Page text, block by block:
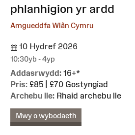
phlanhigion yr ardd
Amgueddfa Wlân Cymru
10 Hydref 2026
10:30yb - 4yp
Addasrwydd: 16+*
Pris: £85 | £70 Gostyngiad
Archebu lle: Rhaid archebu lle
Mwy o wybodaeth